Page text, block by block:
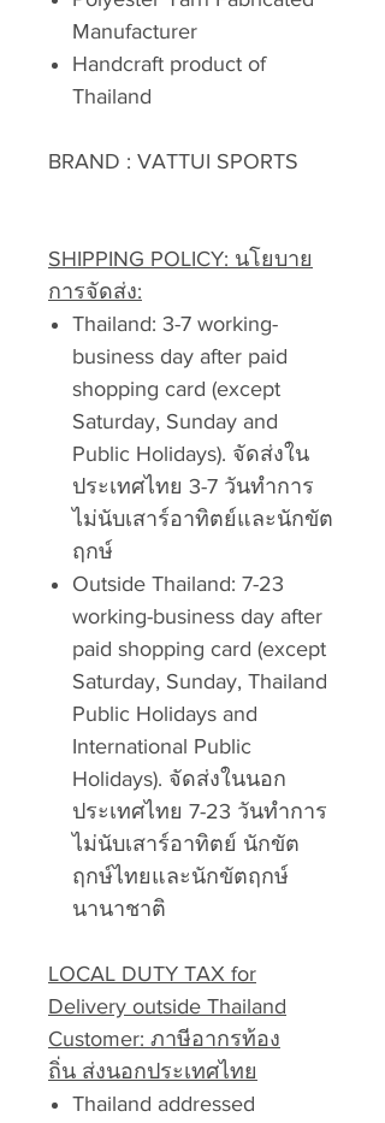
Manufacturer
Handcraft product of
Thailand
BRAND : VATTUI SPORTS
SHIPPING POLICY: นโยบาย
การจัดส่ง:
Thailand: 3-7 working-
business day after paid
shopping card (except
Saturday, Sunday and
Public Holidays). จัดส่งใน
ประเทศไทย 3-7 วันทำการ
ไม่นับเสาร์อาทิตย์และนักขัต
ฤกษ์
Outside Thailand: 7-23
working-business day after
paid shopping card (except
Saturday, Sunday, Thailand
Public Holidays and
International Public
Holidays). จัดส่งในนอก
ประเทศไทย 7-23 วันทำการ
ไม่นับเสาร์อาทิตย์ นักขัต
ฤกษ์ไทยและนักขัตฤกษ์
นานาชาติ
LOCAL DUTY TAX for
Delivery outside Thailand
Customer: ภาษีอากรท้อง
ถิ่น ส่งนอกประเทศไทย
Thailand addressed